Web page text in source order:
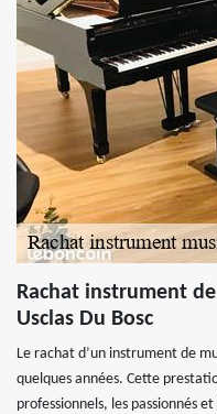
Rachat instrument
Usclas Du Bosc
Le rachat d’un instrument de
quelques années. Cette
professionnels, les passionnés